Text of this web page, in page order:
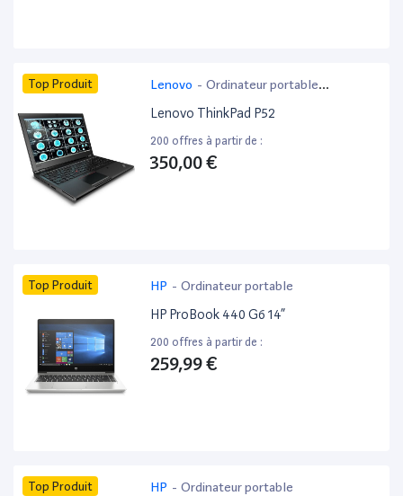
Top Produit Lenovo - Ordinateur portable
bureautique
Lenovo ThinkPad P52
200 offres à partir de :
350,00 €
Top Produit HP - Ordinateur portable
HP ProBook 440 G6 14”
200 offres à partir de :
259,99 €
Top Produit HP - Ordinateur portable